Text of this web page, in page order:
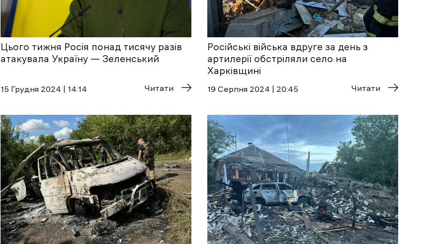
Цього тижня Росія понад тисячу разів
атакувала Україну — Зеленський
15 Грудня 2024 | 14:14 Читати
Російські війська вдруге за день з
артилерії обстріляли село на
Харківщині
19 Cерпня 2024 | 20:45 Читати